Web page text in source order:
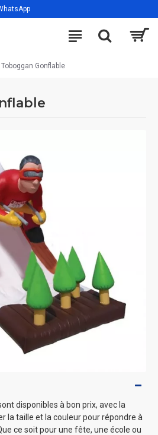
Toboggan Gonflable
disponibles à bon prix, avec la
la taille et la couleur pour répondre à
ce soit pour une fête, une école ou